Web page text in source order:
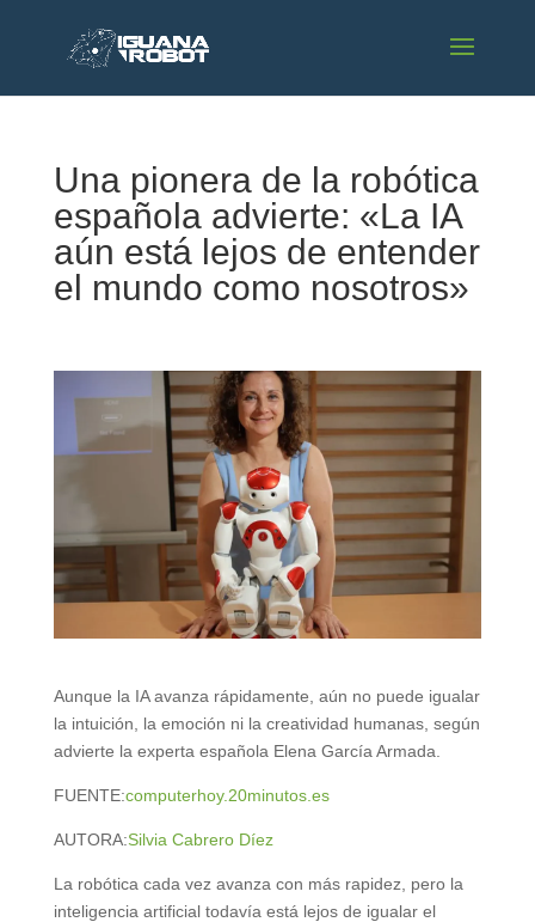
Una pionera de la robótica
española advierte: «La IA
aún está lejos de entender
el mundo como nosotros»
Aunque la IA avanza rápidamente, aún no puede igualar
la intuición, la emoción ni la creatividad humanas, según
advierte la experta española Elena García Armada.
FUENTE:computerhoy.20minutos.es
AUTORA:Silvia Cabrero Díez
La robótica cada vez avanza con más rapidez, pero la
inteligencia artificial todavía está lejos de igualar el